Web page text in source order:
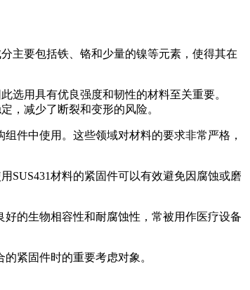
主要包括铁、铬和少量的镍等元素，使得其在
选用具有优良强度和韧性的材料至关重要。
，减少了断裂和变形的风险。
件中使用。这些领域对材料的要求非常严格，
SUS431材料的紧固件可以有效避免因腐蚀或磨
的生物相容性和耐腐蚀性，常被用作医疗设备
紧固件时的重要考虑对象。